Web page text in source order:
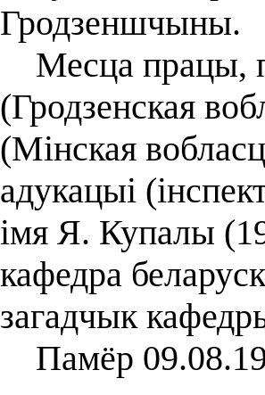
Гродзеншчыны.
Меcца працы,
(Гродзенская
(Мінская
адукацыі
імя Я. Купалы
кафедра
загадчык
Памёр